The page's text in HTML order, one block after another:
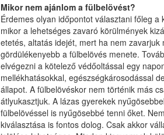
Mikor nem ajánlom a fülbelövést?
Érdemes olyan időpontot választani főleg
mikor a lehetséges zavaró körülmények
etetés, altatás idejét, mert ha nem
gördülékenyebb a fülbelövés menete.
elvégezni a kötelező védőoltással egy
mellékhatásokkal, egészségkárosodással
állapot. A fülbelövéskor nem történik más
átlyukasztjuk. A lázas gyerekek
fülbelövéssel is nyűgösebbé tenni őket.
kiválasztása is fontos dolog. Csak akkor